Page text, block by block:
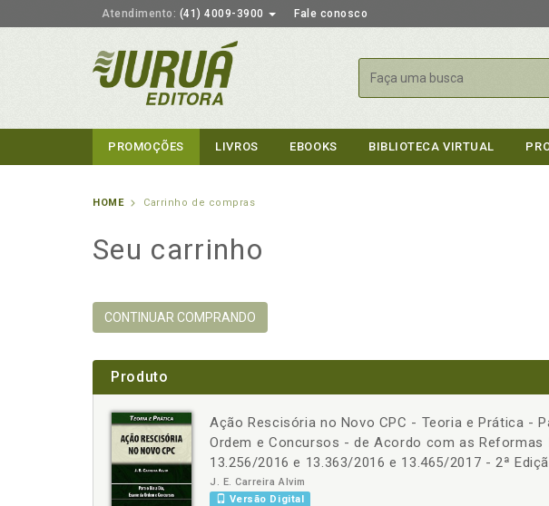
Atendimento: (41) 4009-3900 Fale conosco
Buscar
PROMOÇÕES LIVROS EBOOKS BIBLIOTECA VIRTUAL
HOME Carrinho de compras
Seu carrinho
CONTINUAR COMPRANDO
Produto
Ação Rescisória no Novo CPC - Teoria e Prática -
Ordem e Concursos - de Acordo com as Reformas
13.256/2016 e 13.363/2016 e 13.465/2017 - 2ª
J. E. Carreira Alvim
Versão Digital
- +